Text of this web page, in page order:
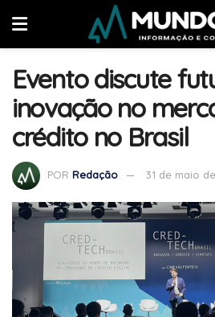
Evento discute
inovação no
crédito no Brasil
POR Redação 31 de maio